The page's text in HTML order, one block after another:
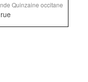
Quinzaine occitane